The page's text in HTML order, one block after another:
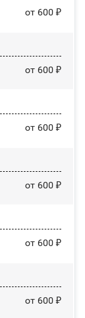
от 600 ₽
от 600 ₽
от 600 ₽
от 600 ₽
от 600 ₽
от 600 ₽